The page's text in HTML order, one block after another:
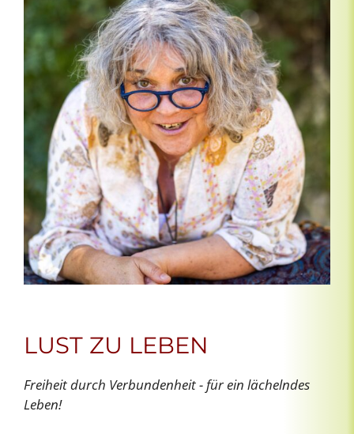
LUST ZU LEBEN
Freiheit durch Verbundenheit - für ein lächelndes
Leben!